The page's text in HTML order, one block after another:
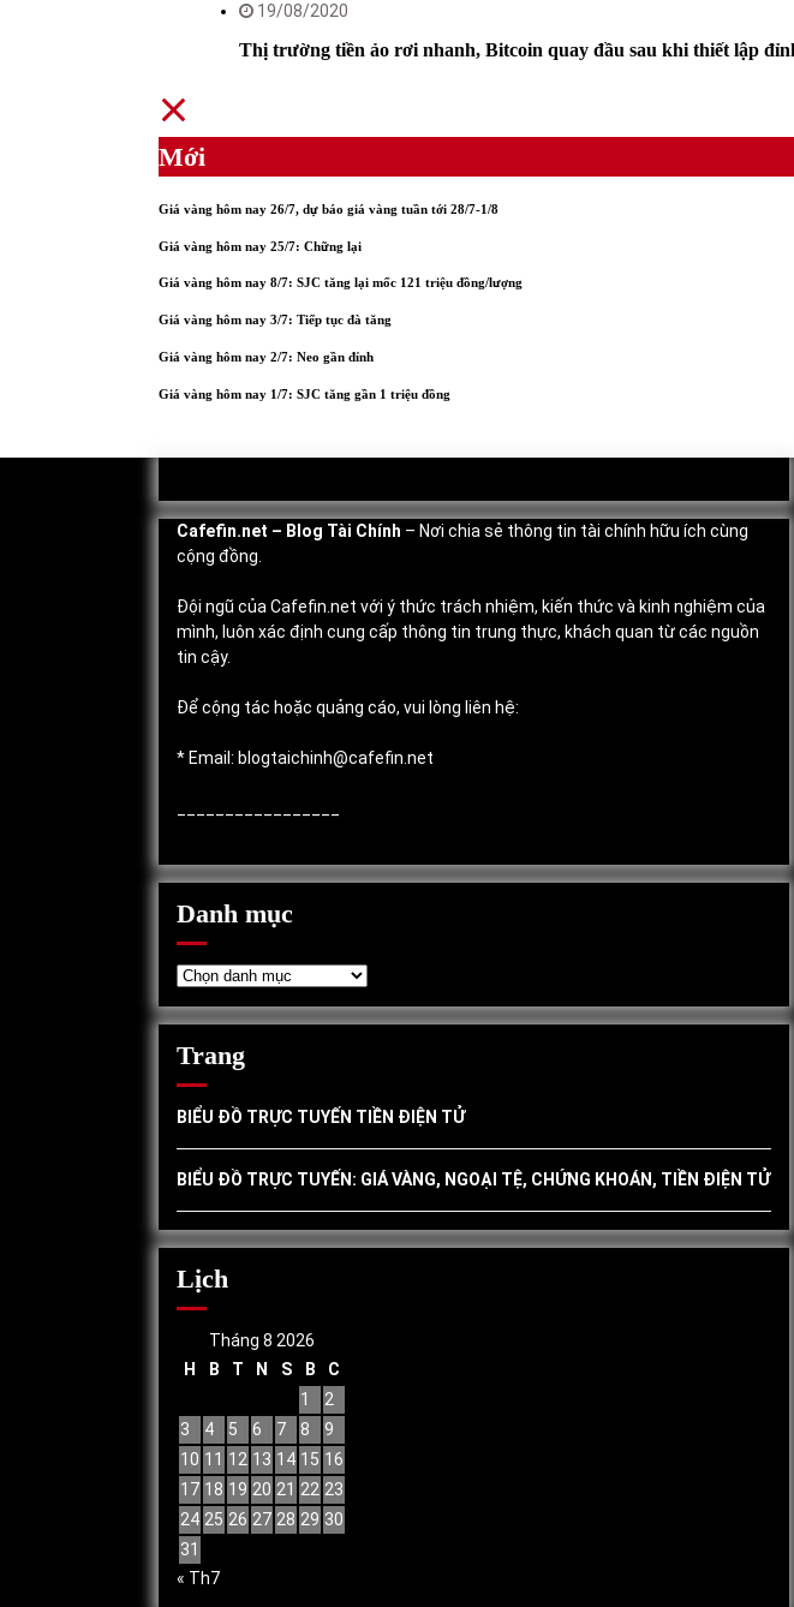
19/08/2020
Thị trường tiền ảo rơi nhanh, Bitcoin quay đầu sau khi thiết lập
Mới
Giá vàng hôm nay 26/7, dự báo giá vàng tuần tới 28/7-1/8
Giá vàng hôm nay 25/7: Chững lại
Giá vàng hôm nay 8/7: SJC tăng lại mốc 121 triệu đồng/lượng
Giá vàng hôm nay 3/7: Tiếp tục đà tăng
Giá vàng hôm nay 2/7: Neo gần đỉnh
Giá vàng hôm nay 1/7: SJC tăng gần 1 triệu đồng
Cafefin.net – Blog Tài Chính – Nơi chia sẻ thông tin tài chính hữu ích cùng
cộng đồng.
Đội ngũ của Cafefin.net với ý thức trách nhiệm, kiến thức và kinh nghiệm của
mình, luôn xác định cung cấp thông tin trung thực, khách quan từ các nguồn
tin cậy.
Để cộng tác hoặc quảng cáo, vui lòng liên hệ:
* Email: blogtaichinh@cafefin.net
Danh mục
Danh
Trang
BIỂU ĐỒ TRỰC TUYẾN TIỀN ĐIỆN TỬ
BIỂU ĐỒ TRỰC TUYẾN: GIÁ VÀNG, NGOẠI TỆ, CHỨNG KHOÁN, TIỀN ĐIỆN TỬ
Lịch
Tháng 8 2026
H
B T N S B
C
1
2
3
4 5 6 7 8
9
10 11 12 13 14 15 16
17 18 19 20 21 22 23
24 25 26 27 28 29 30
31
« Th7